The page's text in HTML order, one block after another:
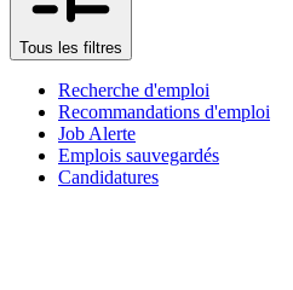
Tous les filtres
Recherche d'emploi
Recommandations d'emploi
Job Alerte
Emplois sauvegardés
Candidatures